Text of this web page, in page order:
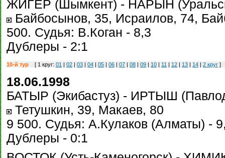
ЖИГЕР (Шымкент) - НАРЫН
Байбосынов, 35, Исраилов, 74,
500. Судья: В.Коган - 8,3
Дублеры - 2:1
10-й тур [ 1 круг: 01 | 02 | 03 | 04 | 05 | 06 | 07 | 08 | 09 | 10 | 11 | 12 | 13 | 14 | 2 круг ]
18.06.1998
БАТЫР (Экибастуз) - ИРТЫШ
Тетушкин, 39, Макаев, 80
9 500. Судья: А.Кулаков (Алматы) -
Дублеры - 0:1